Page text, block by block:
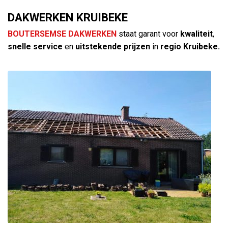
DAKWERKEN KRUIBEKE
BOUTERSEMSE DAKWERKEN staat garant voor kwaliteit,
snelle service en uitstekende prijzen in regio Kruibeke.